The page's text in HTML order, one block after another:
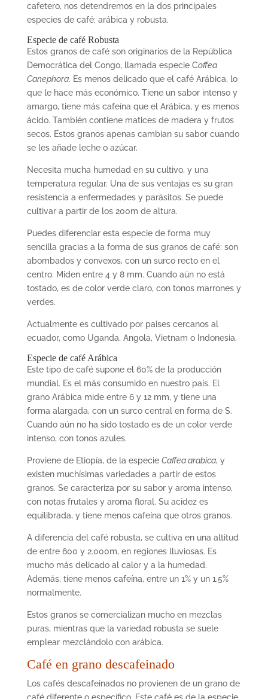
cafetero, nos detendremos en la dos principales
especies de café: arábica y robusta.
Especie de café Robusta
Estos granos de café son originarios de la República
Democrática del Congo, llamada especie Coffea
Canephora. Es menos delicado que el café Arábica, lo
que le hace más económico. Tiene un sabor intenso y
amargo, tiene más cafeína que el Arábica, y es menos
ácido. También contiene matices de madera y frutos
secos. Estos granos apenas cambian su sabor cuando
se les añade leche o azúcar.
Necesita mucha humedad en su cultivo, y una
temperatura regular. Una de sus ventajas es su gran
resistencia a enfermedades y parásitos. Se puede
cultivar a partir de los 200m de altura.
Puedes diferenciar esta especie de forma muy
sencilla gracias a la forma de sus granos de café: son
abombados y convexos, con un surco recto en el
centro. Miden entre 4 y 8 mm. Cuando aún no está
tostado, es de color verde claro, con tonos marrones y
verdes.
Actualmente es cultivado por paises cercanos al
ecuador, como Uganda, Angola, Vietnam o Indonesia.
Especie de café Arábica
Este tipo de café supone el 60% de la producción
mundial. Es el más consumido en nuestro país. El
grano Arábica mide entre 6 y 12 mm, y tiene una
forma alargada, con un surco central en forma de S.
Cuando aún no ha sido tostado es de un color verde
intenso, con tonos azules.
Proviene de Etiopía, de la especie Caffea arabica, y
existen muchísimas variedades a partir de estos
granos. Se caracteriza por su sabor y aroma intenso,
con notas frutales y aroma floral. Su acidez es
equilibrada, y tiene menos cafeína que otros granos.
A diferencia del café robusta, se cultiva en una altitud
de entre 600 y 2.000m, en regiones lluviosas. Es
mucho más delicado al calor y a la humedad.
Además, tiene menos cafeína, entre un 1% y un 1,5%
normalmente.
Estos granos se comercializan mucho en mezclas
puras, mientras que la variedad robusta se suele
emplear mezclándolo con arábica.
Café en grano descafeinado
Los cafés descafeinadosno provienen de un grano de
café diferente o específico. Este café es de la especie